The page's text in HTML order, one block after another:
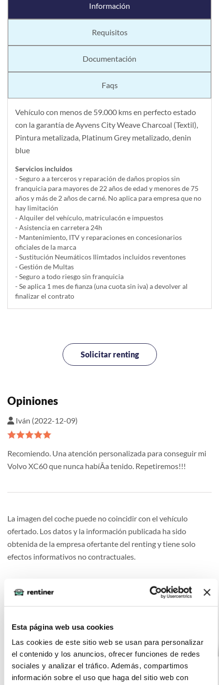
Esta página web usa cookies
Las cookies de este sitio web se usan para personalizar
el contenido y los anuncios, ofrecer funciones de redes
sociales y analizar el tráfico. Además, compartimos
información sobre el uso que haga del sitio web con
Información
Requisitos
Documentación
Faqs
Vehículo con menos de 59.000 kms en perfecto estado
con la garantía de Ayvens City Weave Charcoal (Textil),
Pintura metalizada, Platinum Grey metalizado, denin
blue
Servicios incluidos
- Seguro a a terceros y reparación de daños propios sin
franquicia para mayores de 22 años de edad y menores de 75
años y más de 2 años de carné. No aplica para empresa que no
hay limitación
- Alquiler del vehí­culo, matriculacón e impuestos
- Asistencia en carretera 24h
- Mantenimiento, ITV y reparaciones en concesionarios
oficiales de la marca
- Sustitución Neumáticos Ilimtados incluidos reventones
- Gestión de Multas
- Seguro a todo riesgo sin franquicia
- Se aplica 1 mes de fianza (una cuota sin iva) a devolver al
finalizar el contrato
Solicitar renting
Opiniones
Iván (2022-12-09)
Recomiendo. Una atención personalizada para conseguir mi
Volvo XC60 que nunca habíÂ­a tenido. Repetiremos!!!
La imagen del coche puede no coincidir con el vehículo
ofertado. Los datos y la información publicada ha sido
obtenida de la empresa ofertante del renting y tiene solo
efectos informativos no contractuales.
Otras ofertas de VOLVO XC60
VOLVO XC60 2.0 T6
AWD Recharge
Inscription Exp Auto
525
€/mes
(IVA
incluido)